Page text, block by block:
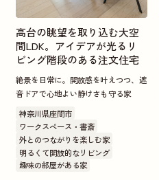
高台の眺望を取り込む大空
間LDK。アイデアが光るリ
ビング階段のある注文住宅
絶景を日常に。開放感を叶えつつ、遮
音ドアで心地よい静けさも守る家
神奈川県座間市
ワークスペース・書斎
外とのつながりを楽しむ家
明るくて開放的なリビング
趣味の部屋がある家